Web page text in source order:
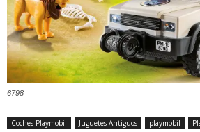
6798
Coches Playmobil Juguetes Antiguos playmobil